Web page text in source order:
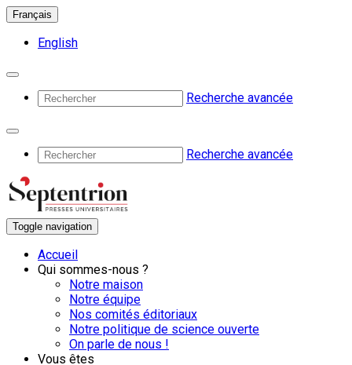
Français
English
Recherche avancée
Recherche avancée
Toggle navigation
Accueil
Qui sommes-nous ?
Notre maison
Notre équipe
Nos comités éditoriaux
Notre politique de science ouverte
On parle de nous !
Vous êtes